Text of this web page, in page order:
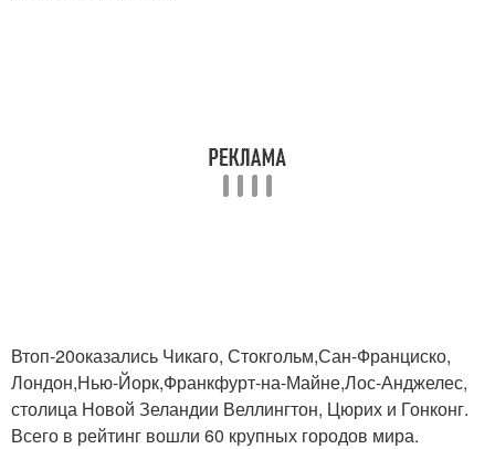
Втоп-20оказались Чикаго, Стокгольм,Сан-Франциско,
Лондон,Нью-Йорк,Франкфурт-на-Майне,Лос-Анджелес,
столица Новой Зеландии Веллингтон, Цюрих и Гонконг.
Всего в рейтинг вошли 60 крупных городов мира.